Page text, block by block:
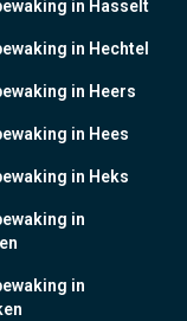
in Hasselt
in Hechtel
in Heers
in Hees
in Heks
in
in